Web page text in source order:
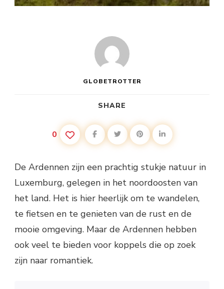
GLOBETROTTER
SHARE
0
De Ardennen zijn een prachtig stukje natuur in
Luxemburg, gelegen in het noordoosten van
het land. Het is hier heerlijk om te wandelen,
te fietsen en te genieten van de rust en de
mooie omgeving. Maar de Ardennen hebben
ook veel te bieden voor koppels die op zoek
zijn naar romantiek.